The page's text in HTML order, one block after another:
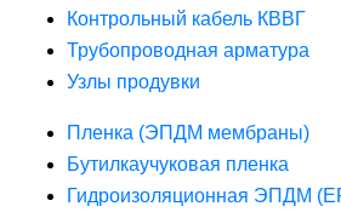
Контрольный кабель КВВГ
Трубопроводная арматура
Узлы продувки
Пленка (ЭПДМ мембраны)
Бутилкаучуковая пленка
Гидроизоляционная ЭПДМ